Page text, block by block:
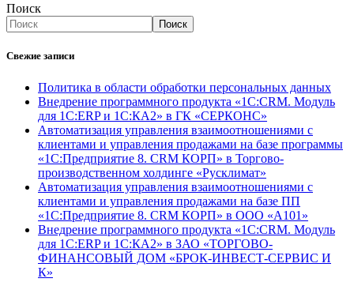
Поиск
Поиск
Свежие записи
Политика в области обработки персональных данных
Внедрение программного продукта «1С:CRM. Модуль
для 1С:ERP и 1С:КА2» в ГК «СЕРКОНС»
Автоматизация управления взаимоотношениями с
клиентами и управления продажами на базе программы
«1С:Предприятие 8. CRM КОРП» в Торгово-
производственном холдинге «Русклимат»
Автоматизация управления взаимоотношениями с
клиентами и управления продажами на базе ПП
«1С:Предприятие 8. CRM КОРП» в ООО «А101»
Внедрение программного продукта «1С:CRM. Модуль
для 1С:ERP и 1С:КА2» в ЗАО «ТОРГОВО-
ФИНАНСОВЫЙ ДОМ «БРОК-ИНВЕСТ-СЕРВИС И
К»